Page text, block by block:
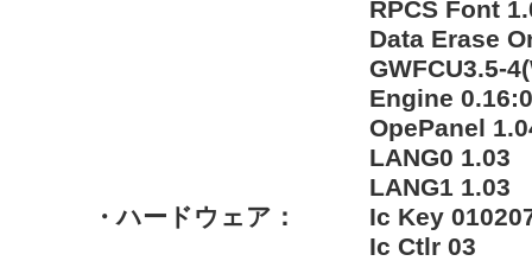
RPCS Font
Data Erase
GWFCU3.5-
Engine
OpePanel
LANG0 1.03
LANG1 1.03
・ハードウェア：
Ic Key
Ic Ctlr 03